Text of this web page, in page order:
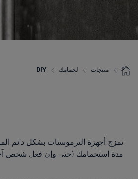
منتجات لحمامك DIY
مدة استحمامك (حتى وإن فعل شخص